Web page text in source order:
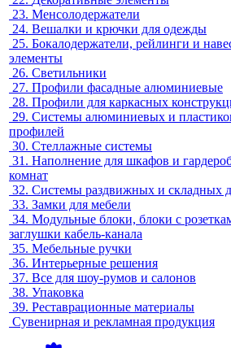
23. Менсолодержатели
24. Вешалки и крючки для одежды
25. Бокалодержатели, рейлинги и
элементы
26. Светильники
27. Профили фасадные алюминиевые
28. Профили для каркасных
29. Системы алюминиевых и
профилей
30. Стеллажные системы
31. Наполнение для шкафов и
комнат
32. Системы раздвижных и складных
33. Замки для мебели
34. Модульные блоки, блоки с
заглушки кабель-канала
35. Мебельные ручки
36. Интерьерные решения
37. Все для шоу-румов и салонов
38. Упаковка
39. Реставрационные материалы
Сувенирная и рекламная продукция